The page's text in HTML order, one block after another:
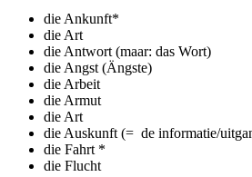
die Ankunft*
die Art
die Antwort (maar: das Wort)
die Angst (Ängste)
die Arbeit
die Armut
die Art
die Auskunft (= de informatie/
die Fahrt *
die Flucht